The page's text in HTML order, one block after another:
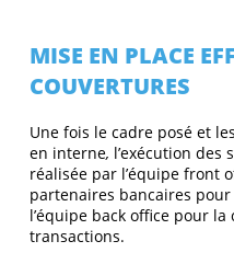
MISE EN PLACE
COUVERTURES
Une fois le cadre posé et
en interne, l’exécution des
réalisée par l’équipe front
partenaires bancaires
l’équipe back office pour
transactions.